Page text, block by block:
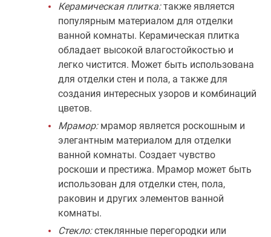
Керамическая плитка:также является
популярным материалом для отделки
ванной комнаты. Керамическая плитка
обладает высокой влагостойкостью и
легко чистится. Может быть использована
для отделки стен и пола, а также для
создания интересных узоров и комбинаций
цветов.
Мрамор:мрамор является роскошным и
элегантным материалом для отделки
ванной комнаты. Создает чувство
роскоши и престижа. Мрамор может быть
использован для отделки стен, пола,
раковин и других элементов ванной
комнаты.
Стекло:стеклянные перегородки или